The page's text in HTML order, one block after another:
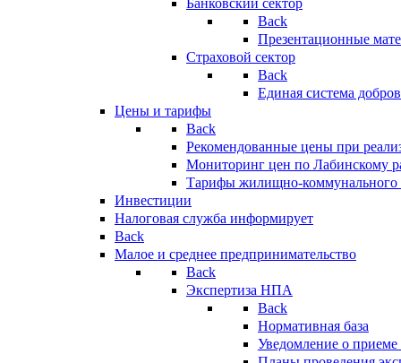
Банковский сектор
Back
Презентационные
Страховой сектор
Back
Единая система
Цены и тарифы
Back
Рекомендованные цены при
Мониторинг цен по Лабинскому
Тарифы жилищно-коммунального
Инвестиции
Налоговая служба информирует
Back
Малое и среднее предпринимательство
Back
Экспертиза НПА
Back
Нормативная база
Уведомление о